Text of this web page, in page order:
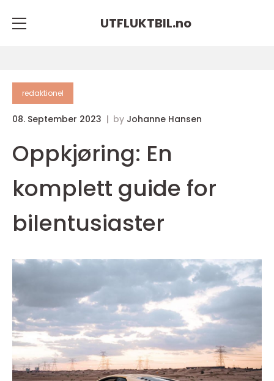
UTFLUKTBIL.no
redaktionel
08. September 2023 by Johanne Hansen
Oppkjøring: En
komplett guide for
bilentusiaster